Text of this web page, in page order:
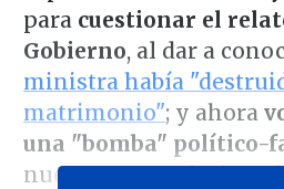
para cuestionar el
Gobierno, al dar a
ministra había
matrimonio"; y ahora
una "bomba" político-
nuevamente